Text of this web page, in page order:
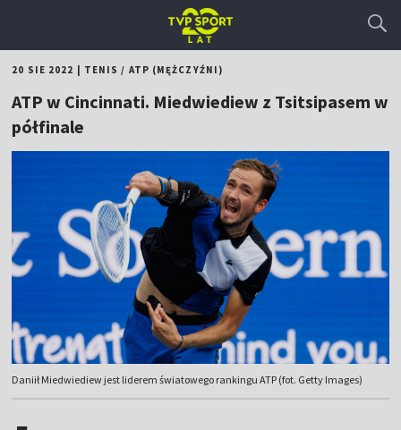
20 SIE 2022 TENIS / ATP (MĘŻCZYŹNI)
ATP w Cincinnati. Miedwiediew z Tsitsipasem w
półfinale
Daniił Miedwiediew jest liderem światowego rankingu ATP (fot. Getty Images)